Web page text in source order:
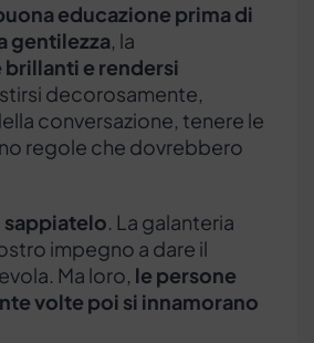
educazione prima di
gentilezza, la
brillanti e rendersi
decorosamente,
conversazione, tenere le
regole che dovrebbero
sappiatelo. La galanteria
impegno a dare il
Ma loro, le persone
volte poi si innamorano